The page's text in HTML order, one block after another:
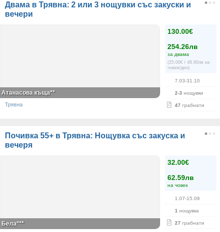
Двама в Трявна: 2 или 3 нощувки със закуски и
вечери
130.00€
254.26лв
за двама
(25.00€ / 48.90лв на
човек/ден)
7.03-31.10
2-3 нощувки
47 грабнати
Атанасова къща**
Трявна
Почивка 55+ в Трявна: Нощувка със закуска и
вечеря
32.00€
62.59лв
на човек
1.07-15.09
1 нощувка
27 грабнати
Бела***